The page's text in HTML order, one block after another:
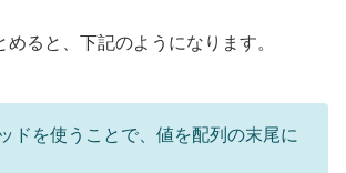
ると、下記のようになります。
ドを使うことで、値を配列の末尾に